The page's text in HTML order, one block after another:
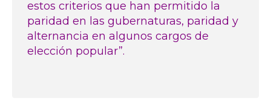
estos criterios que han permitido la
paridad en las gubernaturas, paridad y
alternancia en algunos cargos de
elección popular”.